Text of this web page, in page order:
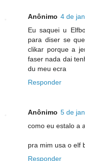
Anônimo 4 de
Eu saquei u
para diser se
clikar porque a
faser nada dai
du meu ecra
Responder
Anônimo 5 de
como eu estalo a
pra mim usa o elf
Responder